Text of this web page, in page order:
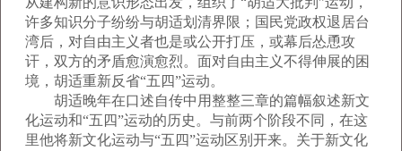
许多知识分子纷纷与胡适划清界限；国民党政权退居台
湾后，对自由主义者也是或公开打压，或幕后怂恿攻
讦，双方的矛盾愈演愈烈。面对自由主义不得伸展的困
境，胡适重新反省“五四”运动。
胡适晚年在口述自传中用整整三章的篇幅叙述新文
化运动和“五四”运动的历史。与前两个阶段不同，在这
里他将新文化运动与“五四”运动区别开来。关于新文化